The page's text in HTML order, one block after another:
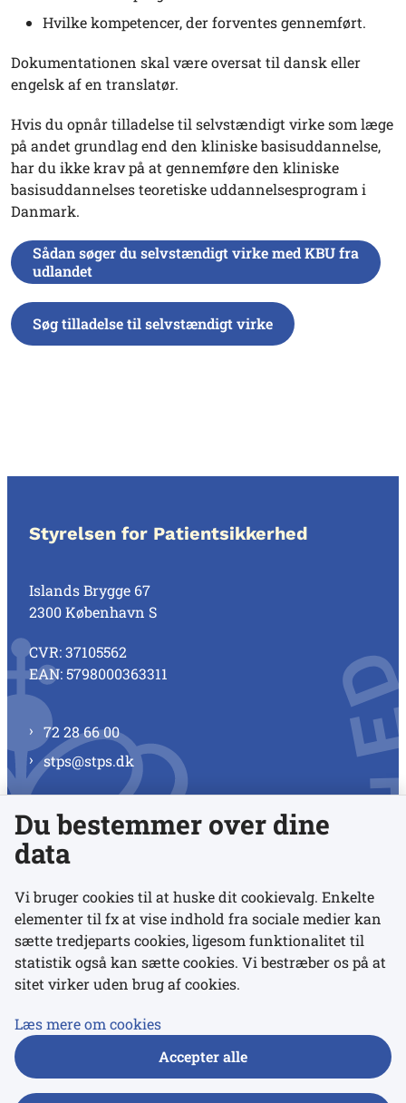
Hvilke kompetencer, der forventes gennemført.
Dokumentationen skal være oversat til dansk eller
engelsk af en translatør.
Hvis du opnår tilladelse til selvstændigt virke som læge
på andet grundlag end den kliniske basisuddannelse,
har du ikke krav på at gennemføre den kliniske
basisuddannelses teoretiske uddannelsesprogram i
Danmark.
Sådan søger du selvstændigt virke med KBU fra
udlandet
Søg tilladelse til selvstændigt virke
Styrelsen for Patientsikkerhed
Islands Brygge 67
2300 København S
CVR: 37105562
EAN: 5798000363311
72 28 66 00
stps@stps.dk
Se alle kontaktnumre
Links
Udgivelser
Du bestemmer over dine
data
Vi bruger cookies til at huske dit cookievalg. Enkelte
elementer til fx at vise indhold fra sociale medier kan
sætte tredjeparts cookies, ligesom funktionalitet til
statistik også kan sætte cookies. Vi bestræber os på at
sitet virker uden brug af cookies.
Læs mere om cookies
Accepter alle